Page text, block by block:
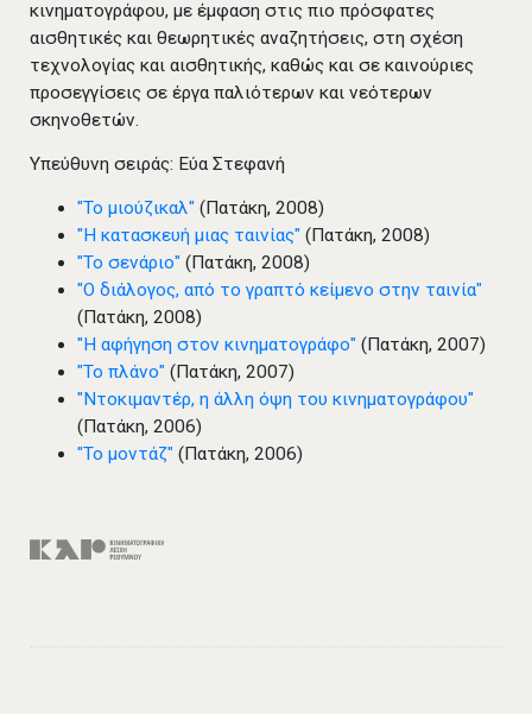
κινηματογράφου, με έμφαση στις πιο πρόσφατες
αισθητικές και θεωρητικές αναζητήσεις, στη σχέση
τεχνολογίας και αισθητικής, καθώς και σε καινούριες
προσεγγίσεις σε έργα παλιότερων και νεότερων
σκηνοθετών.
Υπεύθυνη σειράς: Εύα Στεφανή
"Το μιούζικαλ" (Πατάκη, 2008)
"Η κατασκευή μιας ταινίας" (Πατάκη, 2008)
"Το σενάριο" (Πατάκη, 2008)
"Ο διάλογος, από το γραπτό κείμενο στην ταινία"
(Πατάκη, 2008)
"Η αφήγηση στον κινηματογράφο" (Πατάκη, 2007)
"Το πλάνο" (Πατάκη, 2007)
"Ντοκιμαντέρ, η άλλη όψη του κινηματογράφου"
(Πατάκη, 2006)
"Το μοντάζ" (Πατάκη, 2006)